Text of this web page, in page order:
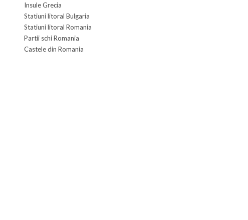
Insule Grecia
Statiuni litoral Bulgaria
Statiuni litoral Romania
Partii schi Romania
Castele din Romania